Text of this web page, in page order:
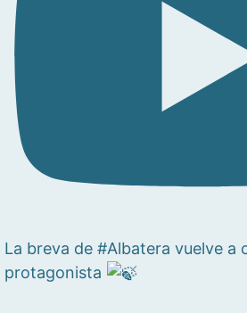
La breva de #Albatera vuelve a
protagonista